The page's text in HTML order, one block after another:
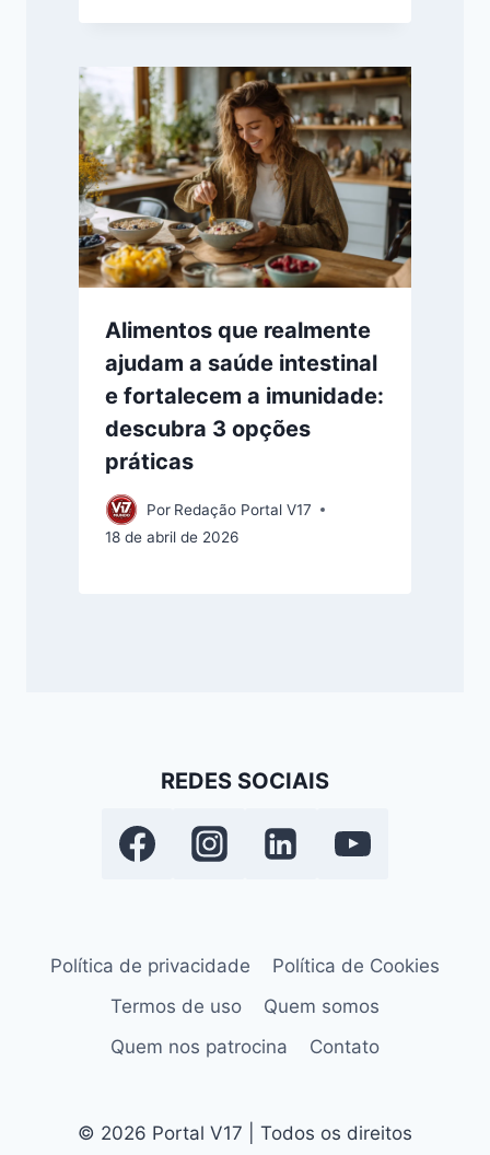
Alimentos que realmente
ajudam a saúde intestinal
e fortalecem a imunidade:
descubra 3 opções
práticas
Por Redação Portal V17
18 de abril de 2026
REDES SOCIAIS
Política de privacidade
Política de Cookies
Termos de uso
Quem somos
Quem nos patrocina
Contato
© 2026 Portal V17 | Todos os direitos